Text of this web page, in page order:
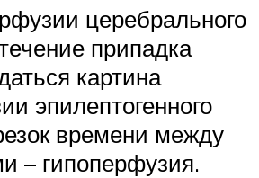
церебрального
припадка
картина
эпилептогенного
времени между
– гипоперфузия.